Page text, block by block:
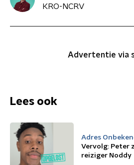
KRO-NCRV
Advertentie via
Lees ook
Adres
Vervolg: Peter
reiziger Noddy